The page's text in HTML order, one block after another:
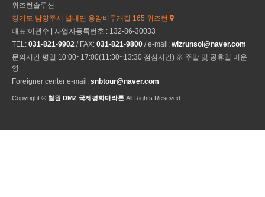
위즈런솔루션
경기도 남양주시 별내면 용암비루개길 165 위즈런
대표:이관수 | 사업자등록번호 : 132-86-30033
TEL: 031-821-9902 / FAX: 031-821-9800 / e-mail: wizrunsol@naver.com
문의시간 평일 10:00~17:00(11:30~13:30 점심시간) ※ 주말 및 공휴일 미운
영
Foreigner center e-mail: snbtour@naver.com
Copyright © 철원 DMZ 국제평화마라톤 All Rights Reseved.